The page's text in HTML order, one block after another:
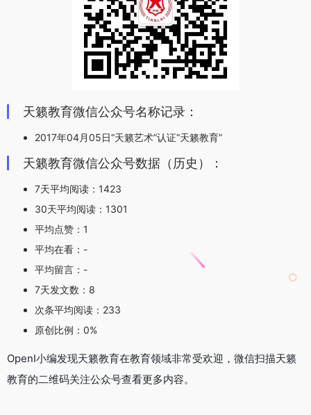
天籁教育微信公众号名称记录：
2017年04月05日“天籁艺术”认证“天籁教育”
天籁教育微信公众号数据（历史）：
7天平均阅读：1423
30天平均阅读：1301
平均点赞：1
平均在看：-
平均留言：-
7天发文数：8
次条平均阅读：233
原创比例：0%
OpenI小编发现天籁教育在教育领域非常受欢迎，微信扫描天籁
教育的二维码关注公众号查看更多内容。